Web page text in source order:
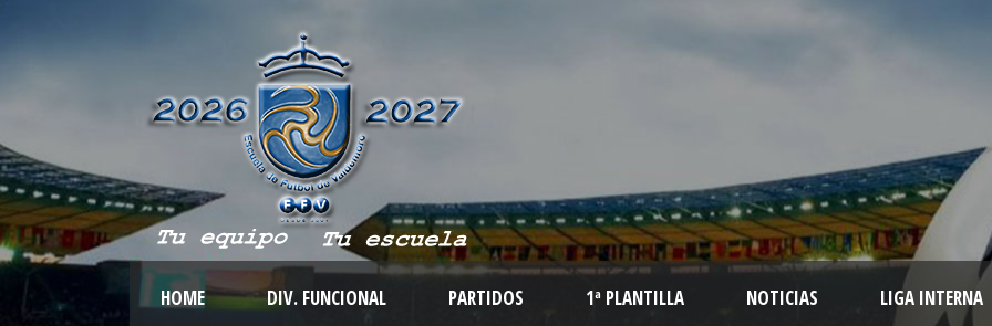
HOME DIV. FUNCIONAL PARTIDOS 1ª PLANTILLA NOTICIAS LIGA INTERNA